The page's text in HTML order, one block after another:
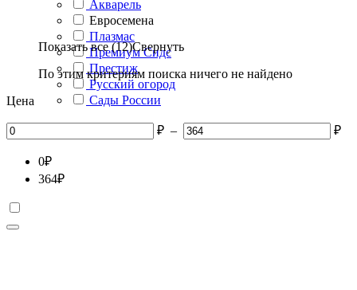
Акварель
Евросемена
Плазмас
Премиум Сидс
Престиж
Русский огород
Сады России
Показать все (12)Свернуть
По этим критериям поиска ничего не найдено
Цена
₽ – ₽
0₽
364₽